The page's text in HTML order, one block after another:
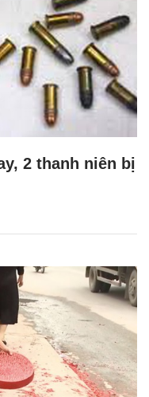
2 thanh niên bị